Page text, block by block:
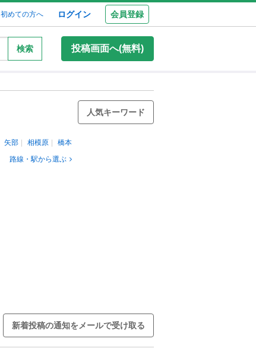
初めての方へ ログイン 会員登録
検索 投稿画面へ(無料)
人気キーワード
矢部 相模原
橋本
路線・駅から選ぶ
新着投稿の通知をメールで受け取る